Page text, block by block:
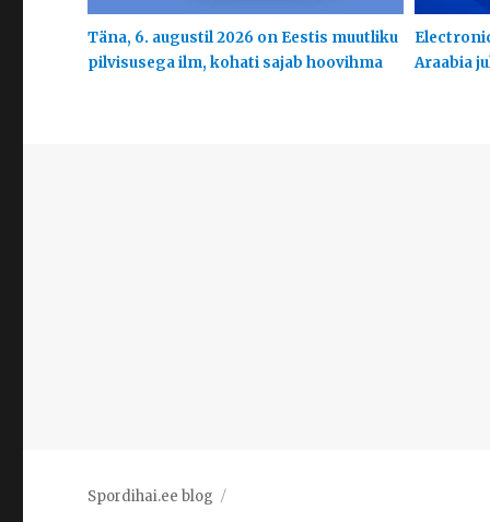
Täna, 6. augustil 2026 on Eestis muutliku
pilvisusega ilm, kohati sajab hoovihma
Araabia
Spordihai.ee blog